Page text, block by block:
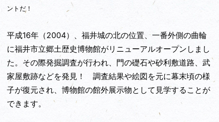
ントだ！
平成16年（2004）、福井城の北の位置、一番外側の曲輪
に福井市立郷土歴史博物館がリニューアルオープンしまし
た。その際発掘調査が行われ、門の礎石や砂利敷道路、武
家屋敷跡などを発見！ 調査結果や絵図を元に幕末頃の様
子が復元され、博物館の館外展示物として見学することが
できます。